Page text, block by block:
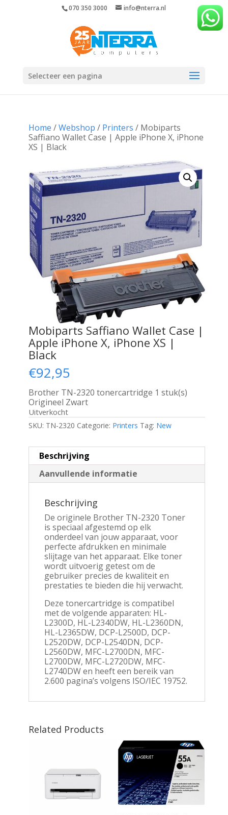
070 350 3000 info@nterra.nl
Selecteer een pagina
Home /Webshop / Printers / Mobiparts
Saffiano Wallet Case | Apple iPhone X, iPhone
XS | Black
Mobiparts Saffiano Wallet Case |
Apple iPhone X, iPhone XS |
Black
€92,95
Brother TN-2320 tonercartridge 1 stuk(s)
Origineel Zwart
Uitverkocht
SKU: TN-2320 Categorie: Printers Tag: New
Beschrijving
Aanvullende informatie
Beschrijving
De originele Brother TN-2320 Toner
is speciaal afgestemd op elk
onderdeel van jouw apparaat, voor
perfecte afdrukken en minimale
slijtage van het apparaat. Elke toner
wordt uitvoerig getest om de
gebruiker precies de kwaliteit en
prestaties te bieden die hij verwacht.
Deze tonercartridge is compatibel
met de volgende apparaten: HL-
L2300D, HL-L2340DW, HL-L2360DN,
HL-L2365DW, DCP-L2500D, DCP-
L2520DW, DCP-L2540DN, DCP-
L2560DW, MFC-L2700DN, MFC-
L2700DW, MFC-L2720DW, MFC-
L2740DW en heeft een bereik van
2.600 pagina’s volgens ISO/IEC 19752.
Related Products